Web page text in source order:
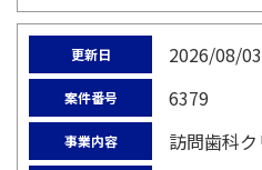
更新日 2026/08/03
案件番号 6379
事業内容 訪問歯科